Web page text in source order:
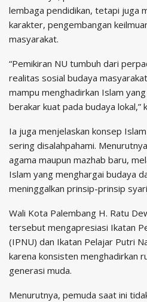
lembaga pendidikan, tetapi juga
karakter, pengembangan
masyarakat.
“Pemikiran NU tumbuh dari
realitas sosial budaya
mampu menghadirkan Islam
berakar kuat pada budaya lokal,”
Ia juga menjelaskan konsep
sering disalahpahami.
agama maupun mazhab baru,
Islam yang menghargai budaya
meninggalkan prinsip-prinsip
Wali Kota Palembang H. Ratu
tersebut mengapresiasi Ikatan
(IPNU) dan Ikatan Pelajar Putri
karena konsisten menghadirkan
generasi muda.
Menurutnya, pemuda saat ini